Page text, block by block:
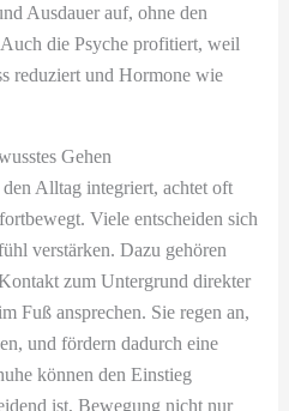
Ausdauer auf, ohne den
die Psyche profitiert, weil
reduziert und Hormone wie
Gehen
Alltag integriert, achtet oft
Viele entscheiden sich
verstärken. Dazu gehören
zum Untergrund direkter
Fuß ansprechen. Sie regen an,
und fördern dadurch eine
können den Einstieg
ist, Bewegung nicht nur